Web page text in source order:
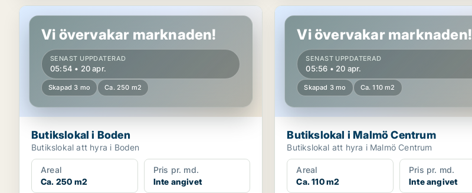
Butikslokal i Boden
Vi övervakar marknaden!
SENAST UPPDATERAD
05:54 • 20 apr.
Skapad 3 mo Ca. 250 m2
Butikslokal i Boden
Butikslokal att hyra i Boden
Areal
Ca. 250 m2
Pris pr. md.
Inte angivet
Butikslokal i Malmö Centrum
Vi övervakar marknaden!
SENAST UPPDATERAD
05:56 • 20 apr.
Skapad 3 mo Ca. 110 m2
Butikslokal i Malmö Centrum
Butikslokal att hyra i Malmö Centrum
Areal
Ca. 110 m2
Pris pr. md.
Inte angivet